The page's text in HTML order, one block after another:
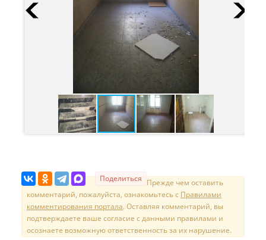
Поделиться Прежде чем оставить
комментарий, пожалуйста, ознакомьтесь с Правилами
комментирования портала. Оставляя комментарий, вы
подтверждаете ваше согласие с данными правилами и
осознаете возможную ответственность за их нарушение.